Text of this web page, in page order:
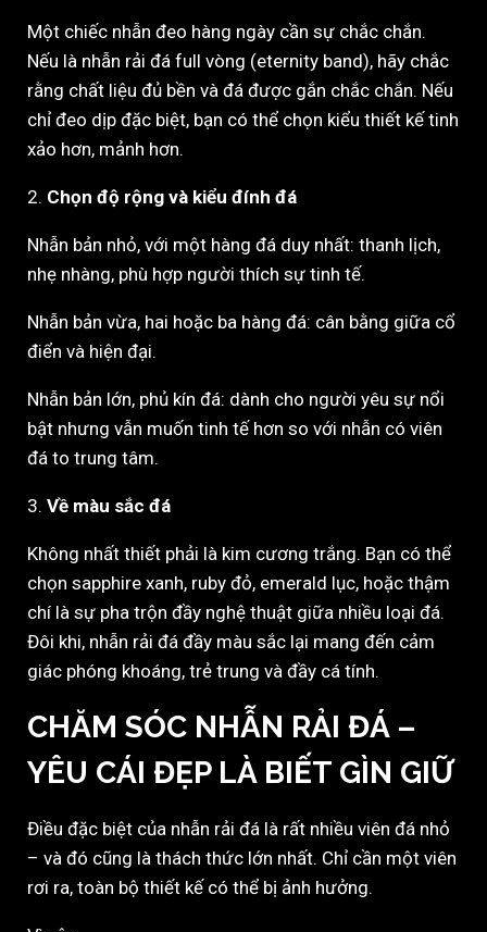
Một chiếc nhẫn đeo hàng ngày cần sự chắc chắn.
Nếu là nhẫn rải đá full vòng (eternity band), hãy chắc
rằng chất liệu đủ bền và đá được gắn chắc chắn. Nếu
chỉ đeo dịp đặc biệt, bạn có thể chọn kiểu thiết kế tinh
xảo hơn, mảnh hơn.
2. Chọn độ rộng và kiểu đính đá
Nhẫn bản nhỏ, với một hàng đá duy nhất: thanh lịch,
nhẹ nhàng, phù hợp người thích sự tinh tế.
Nhẫn bản vừa, hai hoặc ba hàng đá: cân bằng giữa cổ
điển và hiện đại.
Nhẫn bản lớn, phủ kín đá: dành cho người yêu sự nổi
bật nhưng vẫn muốn tinh tế hơn so với nhẫn có viên
đá to trung tâm.
3. Về màu sắc đá
Không nhất thiết phải là kim cương trắng. Bạn có thể
chọn sapphire xanh, ruby đỏ, emerald lục, hoặc thậm
chí là sự pha trộn đầy nghệ thuật giữa nhiều loại đá.
Đôi khi, nhẫn rải đá đầy màu sắc lại mang đến cảm
giác phóng khoáng, trẻ trung và đầy cá tính.
CHĂM SÓC NHẪN RẢI ĐÁ –
YÊU CÁI ĐẸP LÀ BIẾT GÌN GIỮ
Điều đặc biệt của nhẫn rải đá là rất nhiều viên đá nhỏ
– và đó cũng là thách thức lớn nhất. Chỉ cần một viên
rơi ra, toàn bộ thiết kế có thể bị ảnh hưởng.